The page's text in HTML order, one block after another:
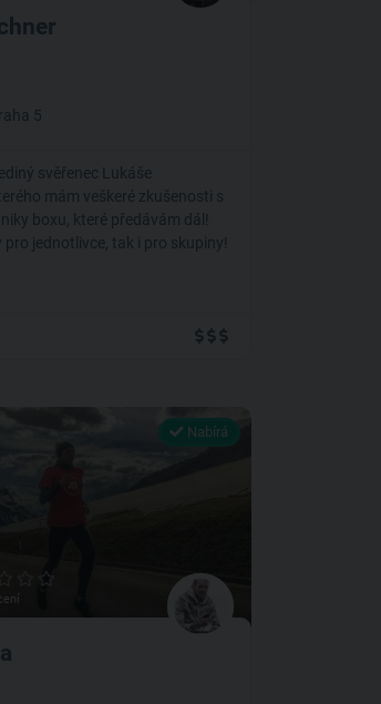
5
svěřenec Lukáše
mám veškeré zkušenosti s
boxu, které předávám dál!
jednotlivce, tak i pro skupiny!
Nabírá